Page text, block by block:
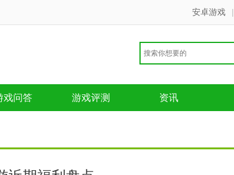
安卓游戏 |
戏问答 游戏评测 资讯